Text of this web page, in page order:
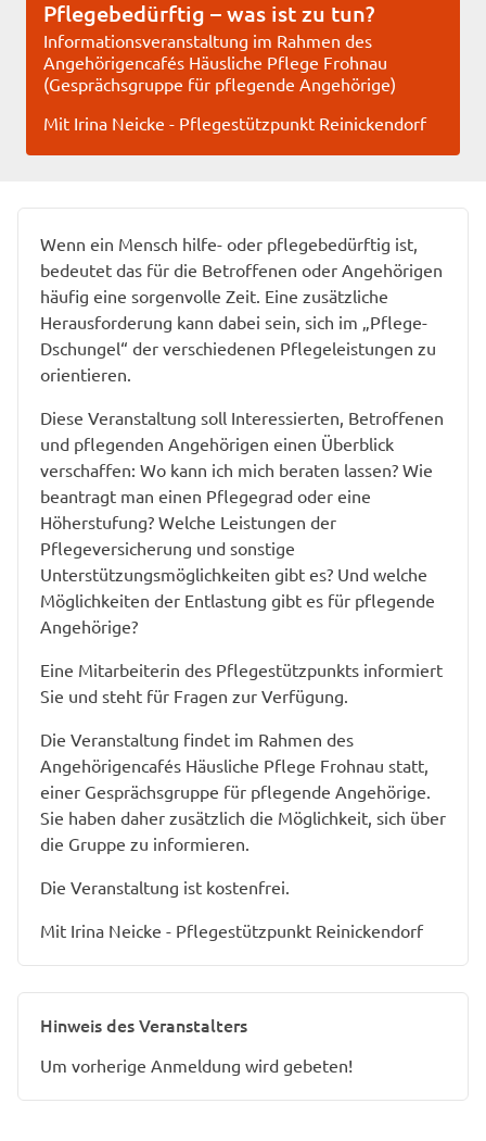
Pflegebedürftig – was ist zu tun?
Informationsveranstaltung im Rahmen des
Angehörigencafés Häusliche Pflege Frohnau
(Gesprächsgruppe für pflegende Angehörige)
Mit Irina Neicke - Pflegestützpunkt Reinickendorf
Wenn ein Mensch hilfe- oder pflegebedürftig ist,
bedeutet das für die Betroffenen oder Angehörigen
häufig eine sorgenvolle Zeit. Eine zusätzliche
Herausforderung kann dabei sein, sich im „Pflege-
Dschungel“ der verschiedenen Pflegeleistungen zu
orientieren.
Diese Veranstaltung soll Interessierten, Betroffenen
und pflegenden Angehörigen einen Überblick
verschaffen: Wo kann ich mich beraten lassen? Wie
beantragt man einen Pflegegrad oder eine
Höherstufung? Welche Leistungen der
Pflegeversicherung und sonstige
Unterstützungsmöglichkeiten gibt es? Und welche
Möglichkeiten der Entlastung gibt es für pflegende
Angehörige?
Eine Mitarbeiterin des Pflegestützpunkts informiert
Sie und steht für Fragen zur Verfügung.
Die Veranstaltung findet im Rahmen des
Angehörigencafés Häusliche Pflege Frohnau statt,
einer Gesprächsgruppe für pflegende Angehörige.
Sie haben daher zusätzlich die Möglichkeit, sich über
die Gruppe zu informieren.
Die Veranstaltung ist kostenfrei.
Mit Irina Neicke - Pflegestützpunkt Reinickendorf
Hinweis des Veranstalters
Um vorherige Anmeldung wird gebeten!